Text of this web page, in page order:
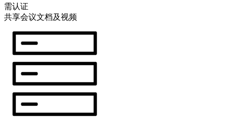
需认证
共享会议文档及视频